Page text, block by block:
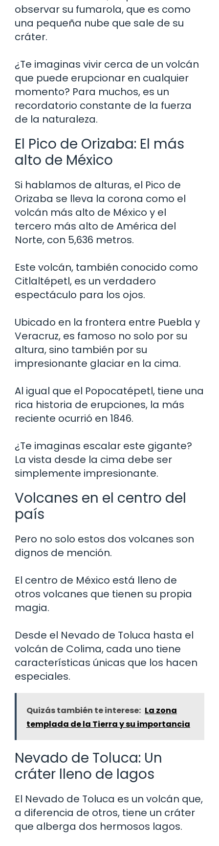
observar su fumarola, que es como
una pequeña nube que sale de su
cráter.
¿Te imaginas vivir cerca de un volcán
que puede erupcionar en cualquier
momento? Para muchos, es un
recordatorio constante de la fuerza
de la naturaleza.
El Pico de Orizaba: El más
alto de México
Si hablamos de alturas, el Pico de
Orizaba se lleva la corona como el
volcán más alto de México y el
tercero más alto de América del
Norte, con 5,636 metros.
Este volcán, también conocido como
Citlaltépetl, es un verdadero
espectáculo para los ojos.
Ubicado en la frontera entre Puebla y
Veracruz, es famoso no solo por su
altura, sino también por su
impresionante glaciar en la cima.
Al igual que el Popocatépetl, tiene una
rica historia de erupciones, la más
reciente ocurrió en 1846.
¿Te imaginas escalar este gigante?
La vista desde la cima debe ser
simplemente impresionante.
Volcanes en el centro del
país
Pero no solo estos dos volcanes son
dignos de mención.
El centro de México está lleno de
otros volcanes que tienen su propia
magia.
Desde el Nevado de Toluca hasta el
volcán de Colima, cada uno tiene
características únicas que los hacen
especiales.
Quizás también te interese: La zona
templada de la Tierra y su importancia
Nevado de Toluca: Un
cráter lleno de lagos
El Nevado de Toluca es un volcán que,
a diferencia de otros, tiene un cráter
que alberga dos hermosos lagos.